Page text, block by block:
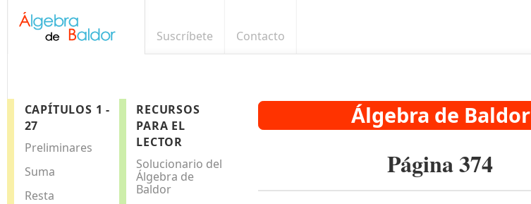
Suscríbete Contacto
CAPÍTULOS 1 -
27
Preliminares
Suma
Resta
RECURSOS
PARA EL
LECTOR
Solucionario del
Álgebra de
Baldor
Álgebra de Baldor
Página 374